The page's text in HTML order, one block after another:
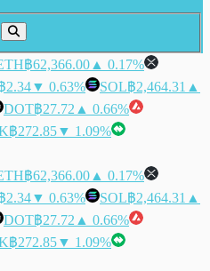
฿62,366.00 ▲ 0.17%
2.34▼ 0.63% SOL฿2,464.31 ▲
DOT฿27.72 ▲ 0.66%
฿272.85▼ 1.09%
฿62,366.00 ▲ 0.17%
2.34▼ 0.63% SOL฿2,464.31 ▲
DOT฿27.72 ▲ 0.66%
฿272.85▼ 1.09%